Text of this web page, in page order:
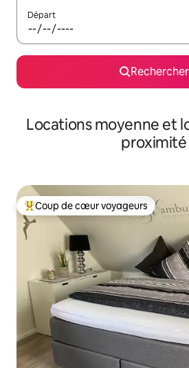
Départ
Rechercher
Locations moyenne et
proximité
Coups de cœur voyageurs les plus
Coup de cœur voyageurs